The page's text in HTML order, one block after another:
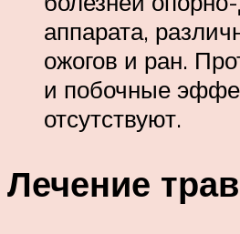
аппарата,
ожогов и ран.
и побочные
отсутствуют.
Лечение